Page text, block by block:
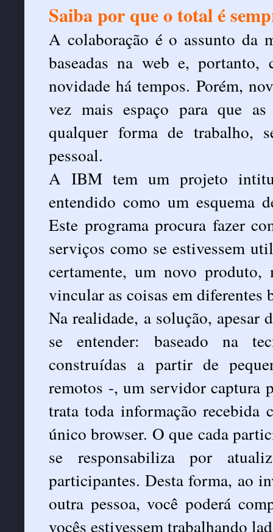
Saiba por que o total é
A colaboração é o assunto da
baseadas na web e,
novidade há tempos. Porém,
vez mais espaço para que
qualquer forma de trabalho,
pessoal.
A IBM tem um projeto
entendido como um esquema
Este programa procura fazer
serviços como se estivessem
certamente, um novo
vincular as coisas em diferentes
Na realidade, a solução, apesar
se entender: baseado na
construídas a partir de
remotos -, um servidor captura
trata toda informação recebida
único browser. O que cada
se responsabiliza por
participantes. Desta forma, ao
outra pessoa, você poderá
vocês estivessem trabalhando